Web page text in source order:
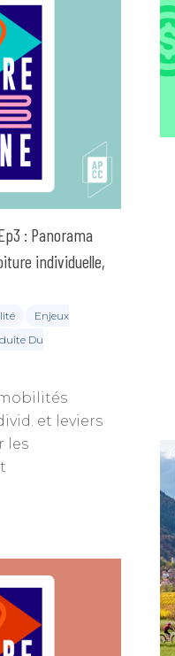
: Panorama
individuelle,
Enjeux
Du
et leviers
les